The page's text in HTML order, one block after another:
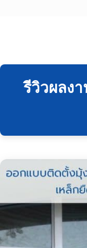
รีวิวผลง